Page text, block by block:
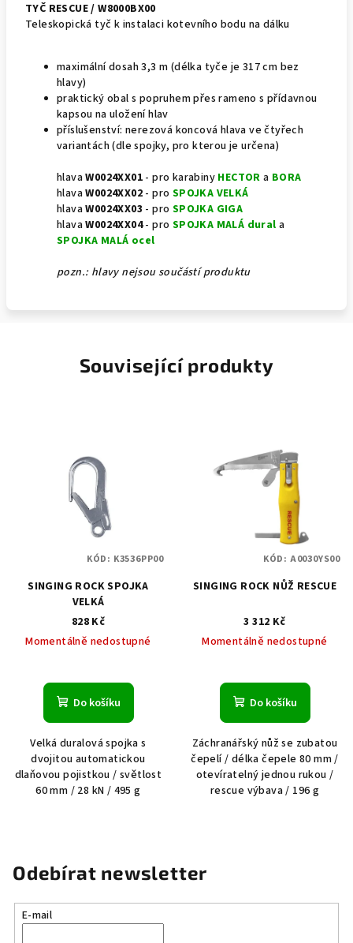
TYČ RESCUE / W8000BX00
Teleskopická tyč k instalaci kotevního bodu na dálku
maximální dosah 3,3 m (délka tyče je 317 cm bez
hlavy)
praktický obal s popruhem přes rameno s přídavnou
kapsou na uložení hlav
příslušenství: nerezová koncová hlava ve čtyřech
variantách (dle spojky, pro kterou je určena)
hlavaW0024XX01 - pro karabiny HECTOR a BORA
hlavaW0024XX02 - pro SPOJKA VELKÁ
hlavaW0024XX03 - pro SPOJKA GIGA
hlavaW0024XX04- pro SPOJKA MALÁ dural a
SPOJKA MALÁ ocel
pozn.: hlavy nejsou součástí produktu
Související produkty
SINGING ROCK SPOJKA
VELKÁ
828 Kč
Momentálně nedostupné
Do košíku
Velká duralová spojka s
dvojitou automatickou
dlaňovou pojistkou / světlost
60 mm / 28 kN / 495 g
KÓD: K3536PP00
SINGING ROCK NŮŽ RESCUE
3 312 Kč
Momentálně nedostupné
Do košíku
Záchranářský nůž se zubatou
čepelí / délka čepele 80 mm /
otevíratelný jednou rukou /
rescue výbava / 196 g
KÓD: A0030YS00
Odebírat newsletter
E-mail